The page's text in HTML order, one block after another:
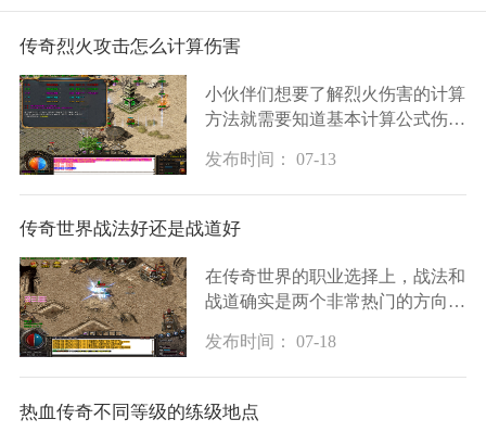
传奇烈火攻击怎么计算伤害
小伙伴们想要了解烈火伤害的计算
方法就需要知道基本计算公式伤害
击伤害倍率然后减去目标的防御力
这个公式是理解烈火伤害的基础攻
击力指的是你
发布时间： 07-13
传奇世界战法好还是战道好
在传奇世界的职业选择上，战法和
战道确实是两个非常热门的方向。
卓越的团队保护能力而闻名，在团
队中能吸引怪物的仇恨，保护队友
免受伤害，还
发布时间： 07-18
热血传奇不同等级的练级地点